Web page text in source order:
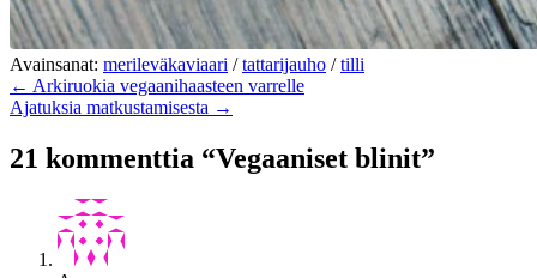
Avainsanat: merileväkaviaari /tattarijauho /tilli
← Arkiruokia vegaanihaasteen varrelle
Ajatuksia matkustamisesta →
21 kommenttia “Vegaaniset blinit”